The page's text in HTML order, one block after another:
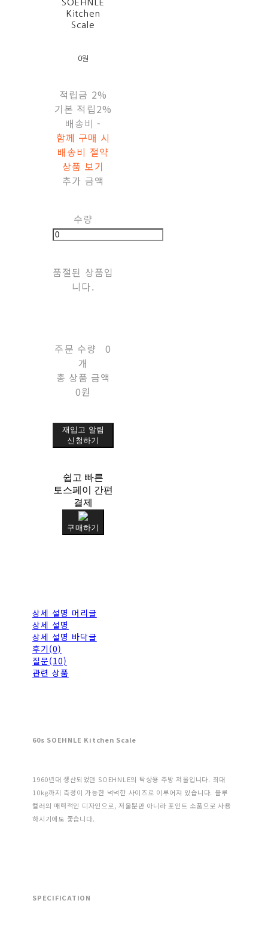
SOEHNLE
Kitchen
Scale
0원
적립금 2%
기본 적립2%
배송비 -
함께 구매 시
배송비 절약
상품 보기
추가 금액
수량
품절된 상품입
니다.
주문 수량
0
개
총 상품 금액
0원
재입고 알림
신청하기
쉽고 빠른
토스페이 간편
결제
구매하기
상세 설명 머리글
상세 설명
상세 설명 바닥글
후기(0)
질문(10)
관련 상품
60s SOEHNLE Kitchen Scale
1960년대 생산되었던 SOEHNLE의 탁상용 주방 저울입니다. 최대
10kg까지 측정이 가능한 넉넉한 사이즈로 이루어져 있습니다. 블루
컬러의 매력적인 디자인으로, 저울뿐만 아니라 포인트 소품으로 사용
하시기에도 좋습니다.
SPECIFICATION